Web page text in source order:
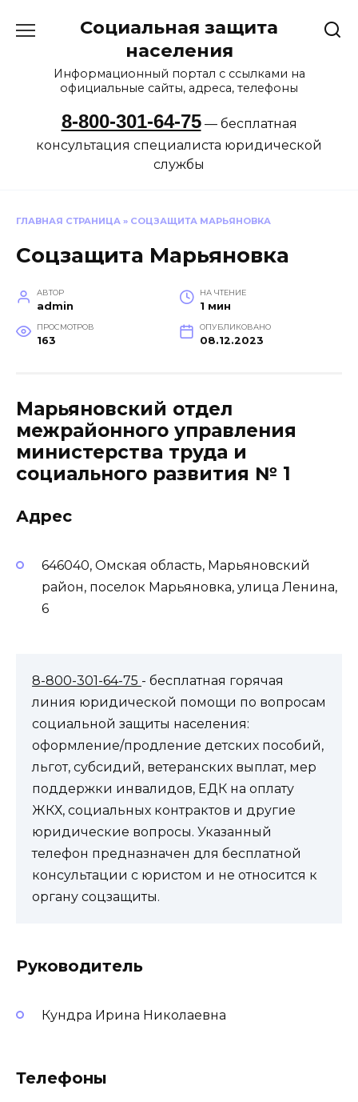
Социальная защита
населения
Информационный портал с ссылками на
официальные сайты, адреса, телефоны
8-800-301-64-75— бесплатная
консультация специалиста юридической
службы
ГЛАВНАЯ СТРАНИЦА » СОЦЗАЩИТА МАРЬЯНОВКА
Соцзащита Марьяновка
АВТОР
admin
НА ЧТЕНИЕ
1 мин
ПРОСМОТРОВ
163
ОПУБЛИКОВАНО
08.12.2023
Марьяновский отдел
межрайонного управления
министерства труда и
социального развития № 1
Адрес
646040, Омская область, Марьяновский
район, поселок Марьяновка, улица Ленина,
6
8-800-301-64-75 - бесплатная горячая
линия юридической помощи по вопросам
социальной защиты населения:
оформление/продление детских пособий,
льгот, субсидий, ветеранских выплат, мер
поддержки инвалидов, ЕДК на оплату
ЖКХ, социальных контрактов и другие
юридические вопросы. Указанный
телефон предназначен для бесплатной
консультации с юристом и не относится к
органу соцзащиты.
Руководитель
Кундра Ирина Николаевна
Телефоны